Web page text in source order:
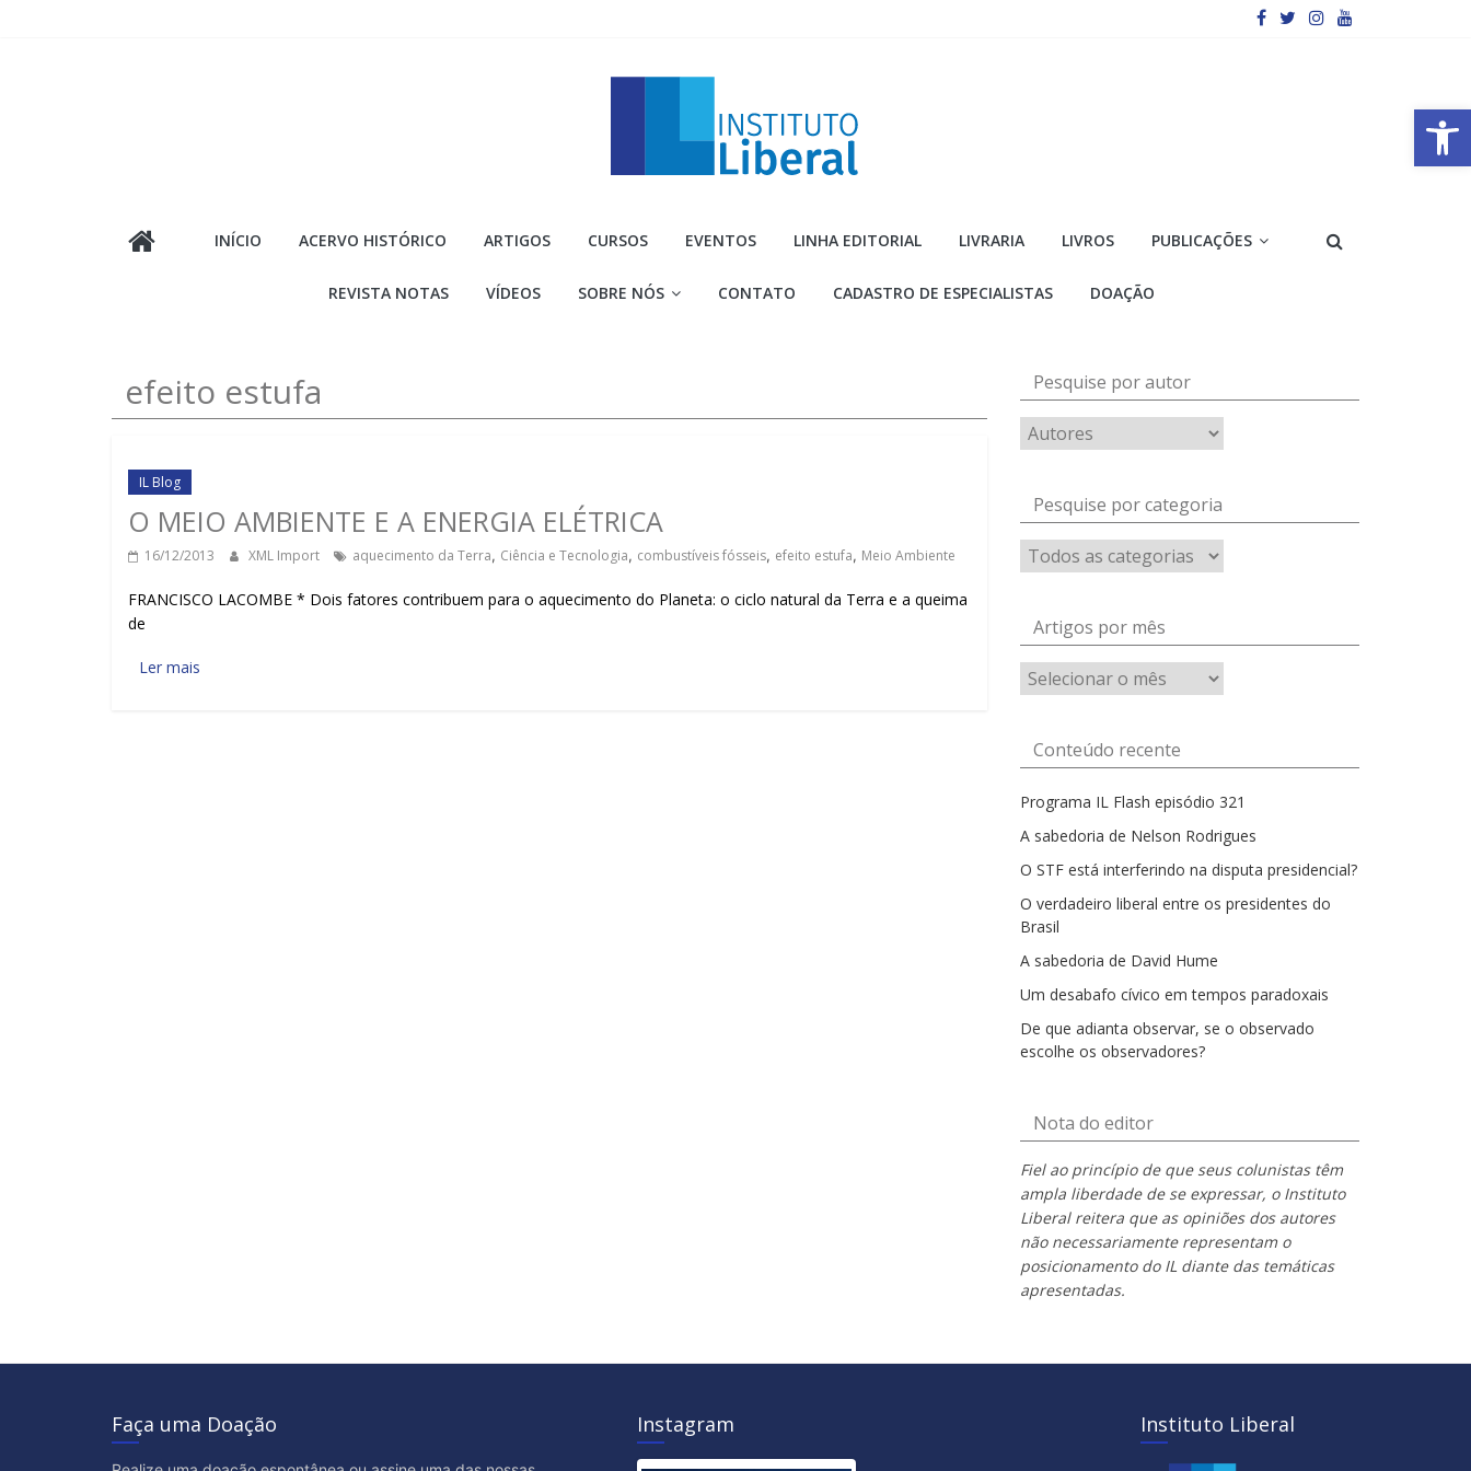
Barra de Ferramentas Aberta
Liberal
mais
sociedade.
INÍCIO ACERVO HISTÓRICO ARTIGOS CURSOS EVENTOS LINHA EDITORIAL LIVRARIA LIVROS PUBLICAÇÕES
REVISTA NOTAS VÍDEOS SOBRE NÓS CONTATO CADASTRO DE ESPECIALISTAS DOAÇÃO
efeito estufa
IL Blog
O MEIO AMBIENTE E A ENERGIA ELÉTRICA
16/12/2013 XML Import aquecimento da Terra, Ciência e Tecnologia, combustíveis fósseis, efeito estufa, Meio Ambiente
FRANCISCO LACOMBE * Dois fatores contribuem para o aquecimento do Planeta: o ciclo natural da Terra e a queima
de
Ler mais
Pesquise por autor
Pesquise por categoria
Artigos por mês
Artigos
por
Conteúdo recente
Programa IL Flash episódio 321
A sabedoria de Nelson Rodrigues
O STF está interferindo na disputa presidencial?
O verdadeiro liberal entre os presidentes do
Brasil
A sabedoria de David Hume
Um desabafo cívico em tempos paradoxais
De que adianta observar, se o observado
escolhe os observadores?
Nota do editor
Fiel ao princípio de que seus colunistas têm
ampla liberdade de se expressar, o Instituto
Liberal reitera que as opiniões dos autores
não necessariamente representam o
posicionamento do IL diante das temáticas
apresentadas.
Faça uma Doação Instagram Instituto Liberal